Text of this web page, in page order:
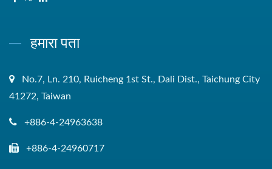
हमारा पता
No.7, Ln. 210, Ruicheng 1st St., Dali Dist., Taichung City
41272, Taiwan
+886-4-24963638
+886-4-24960717